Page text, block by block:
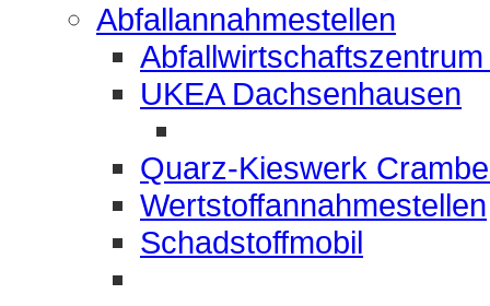
Abfallannahmestellen
UKEA Dachsenhausen
Quarz-Kieswerk
Wertstoffannahmestellen
Schadstoffmobil